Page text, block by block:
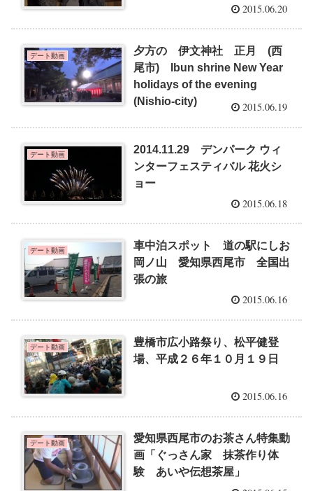
2015.06.20
デート動画
夕方の 伊文神社 正月 (西
尾市) Ibun shrine New Year
holidays of the evening
(Nishio-city)
2015.06.19
デート動画
2014.11.29 デンパーク ウィ
ンターフェスティバル 花火シ
ョー
2015.06.18
デート動画
車中泊スポット 道の駅にしお
岡ノ山 愛知県西尾市 全国出
張の旅
2015.06.16
デート動画
豊橋市広小路祭り、松平健登
場、平成２６年１０月１９日
2015.06.16
デート動画
愛知県西尾市のお茶さん特集動
画「ぐっさん家 抹茶作り体
験 あいや伝想茶屋」